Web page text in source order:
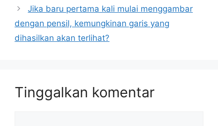
Jika baru pertama kali mulai menggambar
dengan pensil, kemungkinan garis yang
dihasilkan akan terlihat?
Tinggalkan komentar